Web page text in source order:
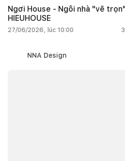
Ngơi House - Ngôi nhà "vẽ
HIEUHOUSE
27/06/2026, lúc 10:00 3
NNA Design